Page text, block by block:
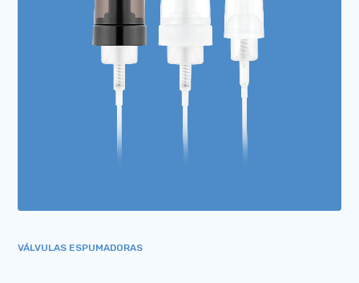
VÁLVULAS ESPUMADORAS